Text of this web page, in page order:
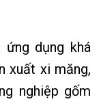
ứng dụng khá
xuất xi măng,
nghiệp gốm